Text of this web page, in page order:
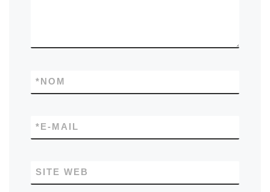
NOM
*
E-MAIL
*
SITE WEB